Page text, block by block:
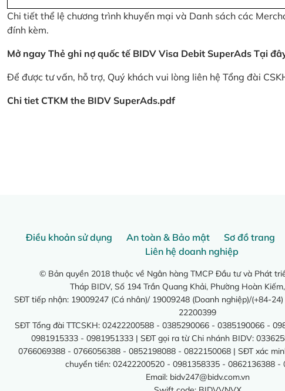
Chi tiết thể lệ chương trình khuyến mại và Danh sách các
đính kèm.
Mở ngay Thẻ ghi nợ quốc tế BIDV Visa Debit SuperAds Tại
Để được tư vấn, hỗ trợ, Quý khách vui lòng liên hệ Tổng đài
Chi tiet CTKM the BIDV SuperAds.pdf
Điều khoản sử dụng An toàn & Bảo mật Sơ đồ trang
Liên hệ doanh nghiệp
© Bản quyền 2018 thuộc về Ngân hàng TMCP Đầu tư và Phát
Tháp BIDV, Số 194 Trần Quang Khải, Phường Hoàn
SĐT tiếp nhận: 19009247 (Cá nhân)/ 19009248 (Doanh nghiệp)/(+84-
22200399
SĐT Tổng đài TTCSKH: 02422200588 - 0385290066 - 0385190066 -
0981915333 - 0981951333 | SĐT gọi ra từ Chi nhánh BIDV:
0766069388 - 0766056388 - 0852198088 - 0822150068 | SĐT xác
chuyển tiền: 02422200520 - 0981358335 - 0862136388 -
Email: bidv247@bidv.com.vn